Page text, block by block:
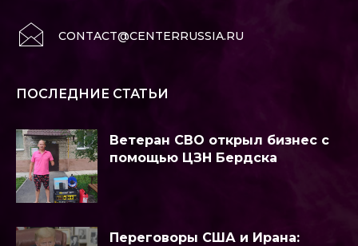
CONTACT@CENTERRUSSIA.RU
ПОСЛЕДНИЕ СТАТЬИ
Ветеран СВО открыл бизнес с
помощью ЦЗН Бердска
Переговоры США и Ирана: